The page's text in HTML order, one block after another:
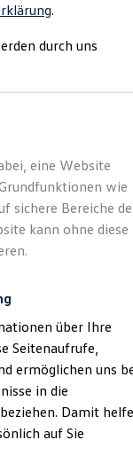
die Auto Koch
Mergentheim
.
durch uns
eine Website
wie
sichere Bereiche
kann ohne diese
über Ihre
Seitenaufrufe,
ermöglichen uns
in die
Damit
auf Sie